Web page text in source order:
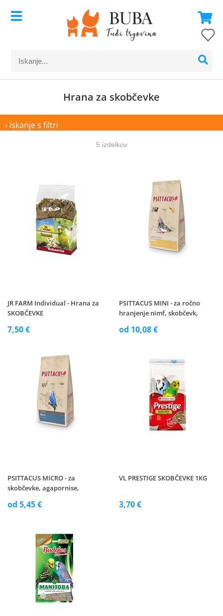
Hrana za skobčevke
› Iskanje s filtri
5 izdelkov
JR FARM Individual - Hrana za
SKOBČEVKE
7,50 €
PSITTACUS MINI - za ročno
hranjenje nimf, skobčevk,
od 10,08 €
PSITTACUS MICRO - za
skobčevke, agapornise,
papige
od 5,45 €
VL PRESTIGE SKOBČEVKE 1KG
3,70 €